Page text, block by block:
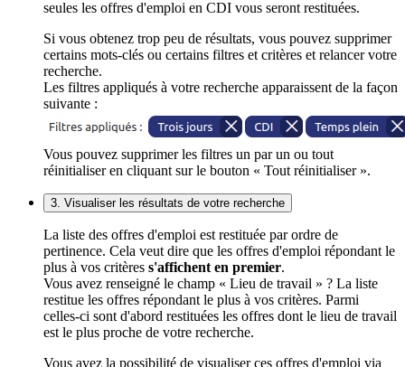
seules les offres d'emploi en CDI vous seront restituées.
Si vous obtenez trop peu de résultats, vous pouvez supprimer
certains mots-clés ou certains filtres et critères et relancer votre
recherche.
Les filtres appliqués à votre recherche apparaissent de la façon
suivante :
Vous pouvez supprimer les filtres un par un ou tout
réinitialiser en cliquant sur le bouton « Tout réinitialiser ».
3. Visualiser les résultats de votre recherche
La liste des offres d'emploi est restituée par ordre de
pertinence. Cela veut dire que les offres d'emploi répondant le
plus à vos critères s'affichent en premier.
Vous avez renseigné le champ « Lieu de travail » ? La liste
restitue les offres répondant le plus à vos critères. Parmi
celles-ci sont d'abord restituées les offres dont le lieu de travail
est le plus proche de votre recherche.
Vous avez la possibilité de visualiser ces offres d'emploi via